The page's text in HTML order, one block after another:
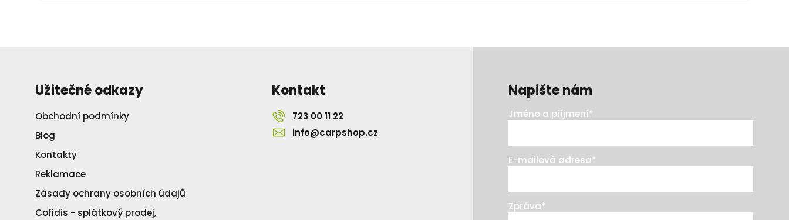
Užitečné odkazy
Obchodní podmínky
Blog
Kontakty
Reklamace
Zásady ochrany osobních údajů
Cofidis - splátkový prodej,
Kontakt
723 00 11 22
info@carpshop.cz
Napište nám
Jméno a příjmení*
E-mailová adresa*
Zpráva*